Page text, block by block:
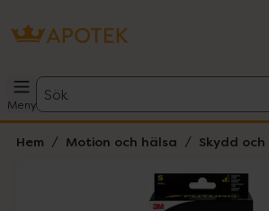
Meny
Sök
Hem Motion och hälsa Skydd
Lista: . Innehåller 1 objekt.